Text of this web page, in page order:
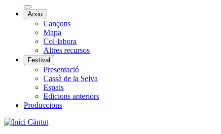
Arxiu
Cançons
Mapa
Col·labora
Altres recursos
Festival
Presentació
Cassà de la Selva
Espais
Edicions anteriors
Produccions
Càntut